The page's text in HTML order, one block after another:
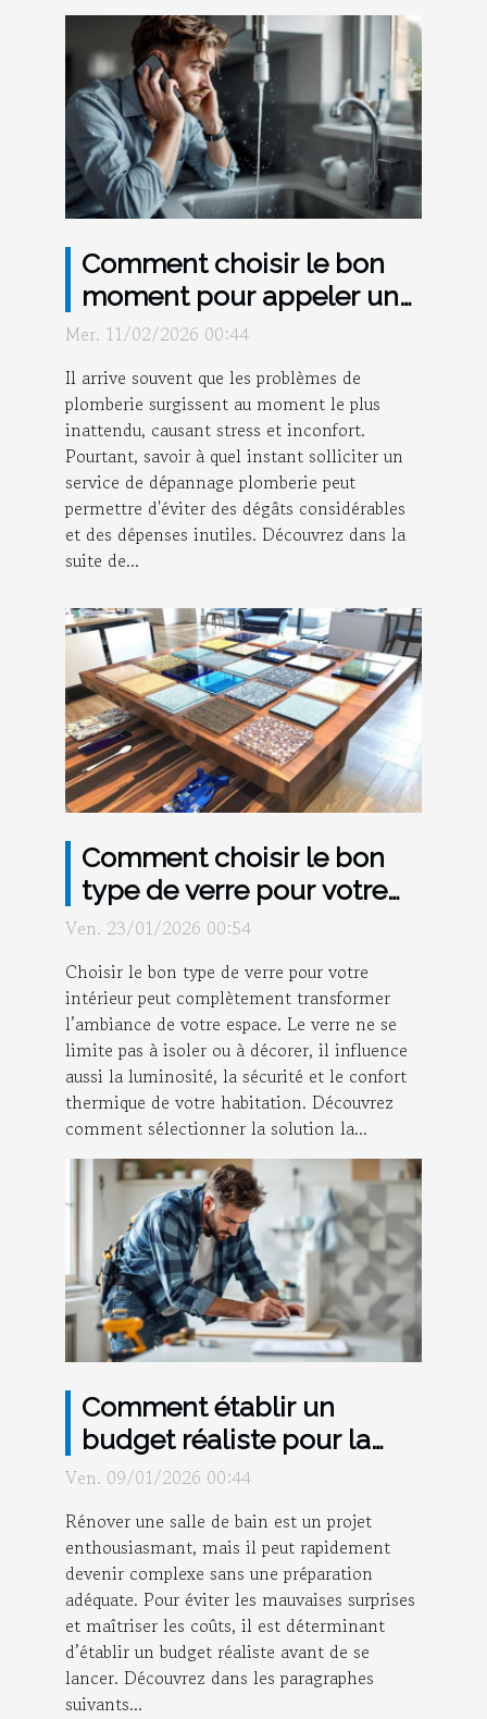
Comment choisir le bon
moment pour appeler un
service de dépannage
Mer. 11/02/2026 00:44
Il arrive souvent que les problèmes de
plomberie surgissent au moment le plus
inattendu, causant stress et inconfort.
Pourtant, savoir à quel instant solliciter un
service de dépannage plomberie peut
permettre d'éviter des dégâts considérables
et des dépenses inutiles. Découvrez dans la
suite de...
Comment choisir le bon
type de verre pour votre
intérieur ?
Ven. 23/01/2026 00:54
Choisir le bon type de verre pour votre
intérieur peut complètement transformer
l’ambiance de votre espace. Le verre ne se
limite pas à isoler ou à décorer, il influence
aussi la luminosité, la sécurité et le confort
thermique de votre habitation. Découvrez
comment sélectionner la solution la...
Comment établir un
budget réaliste pour la
rénovation de salle de
Ven. 09/01/2026 00:44
Rénover une salle de bain est un projet
enthousiasmant, mais il peut rapidement
devenir complexe sans une préparation
adéquate. Pour éviter les mauvaises surprises
et maîtriser les coûts, il est déterminant
d’établir un budget réaliste avant de se
lancer. Découvrez dans les paragraphes
suivants...